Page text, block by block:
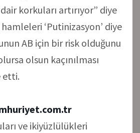
korkuları artırıyor” diye
‘Putinizasyon’ diye
AB için bir risk olduğunu
olsun kaçınılması
etti.
ve ikiyüzlülükleri